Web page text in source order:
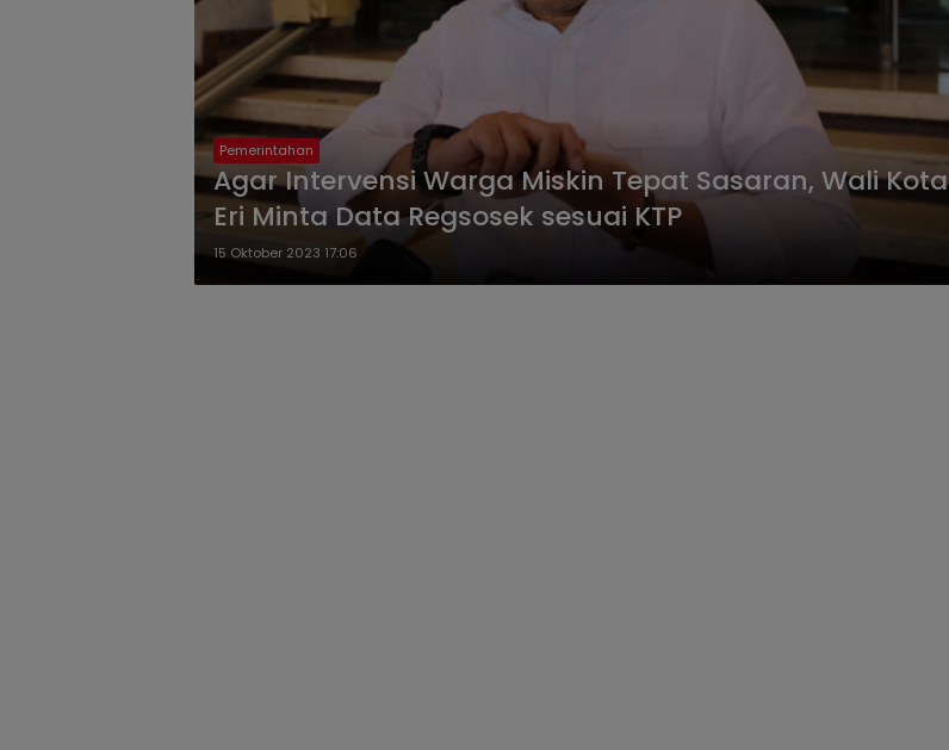
Pemerintahan
Agar Intervensi Warga Miskin Tepat Sasaran, Wali Kota
Eri Minta Data Regsosek sesuai KTP
15 Oktober 2023 17:06